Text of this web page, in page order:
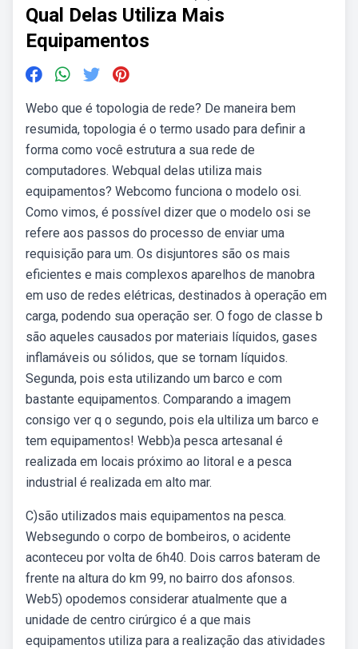
Qual Delas Utiliza Mais
Equipamentos
Webo que é topologia de rede? De maneira bem
resumida, topologia é o termo usado para definir a
forma como você estrutura a sua rede de
computadores. Webqual delas utiliza mais
equipamentos? Webcomo funciona o modelo osi.
Como vimos, é possível dizer que o modelo osi se
refere aos passos do processo de enviar uma
requisição para um. Os disjuntores são os mais
eficientes e mais complexos aparelhos de manobra
em uso de redes elétricas, destinados à operação em
carga, podendo sua operação ser. O fogo de classe b
são aqueles causados por materiais líquidos, gases
inflamáveis ou sólidos, que se tornam líquidos.
Segunda, pois esta utilizando um barco e com
bastante equipamentos. Comparando a imagem
consigo ver q o segundo, pois ela ultiliza um barco e
tem equipamentos! Webb)a pesca artesanal é
realizada em locais próximo ao litoral e a pesca
industrial é realizada em alto mar.
C)são utilizados mais equipamentos na pesca.
Websegundo o corpo de bombeiros, o acidente
aconteceu por volta de 6h40. Dois carros bateram de
frente na altura do km 99, no bairro dos afonsos.
Web5) opodemos considerar atualmente que a
unidade de centro cirúrgico é a que mais
equipamentos utiliza para a realização das atividades